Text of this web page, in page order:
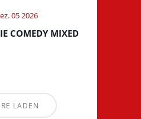
05 2026
COMEDY MIXED
LADEN